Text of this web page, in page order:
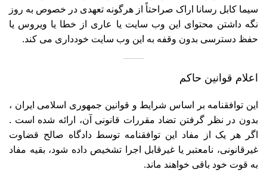
سیما کابل رسانا اراک صراحتاً از هرگونه تعهدی در خصوص به روز
نگه داشتن محتوای این وب سایت یا عاری از خطا یا ویروس یا
حفظ دسترسی بدون وقفه به این وب سایت خودداری می کند.
اعلام قوانین حاکم
این توافقنامه بر اساس شرایط و قوانین جمهوری اسلامی ایران ،
بدون در نظر گرفتن تضاد مقررات قانونی آن، ارائه شده است .
اگر هر یک از مفاد این توافقنامه توسط دادگاه صالح قضاوت
غیرقانونی، نامعتبر یا غیرقابل اجرا تشخیص داده شود، بقیه مفاد
به قوت خود باقی خواهند ماند.